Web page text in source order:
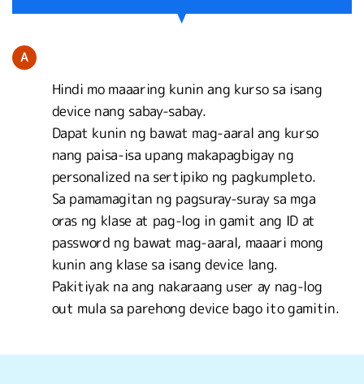
A
Hindi mo maaaring kunin ang kurso sa isang
device nang sabay-sabay.
Dapat kunin ng bawat mag-aaral ang kurso
nang paisa-isa upang makapagbigay ng
personalized na sertipiko ng pagkumpleto.
Sa pamamagitan ng pagsuray-suray sa mga
oras ng klase at pag-log in gamit ang ID at
password ng bawat mag-aaral, maaari mong
kunin ang klase sa isang device lang.
Pakitiyak na ang nakaraang user ay nag-log
out mula sa parehong device bago ito gamitin.